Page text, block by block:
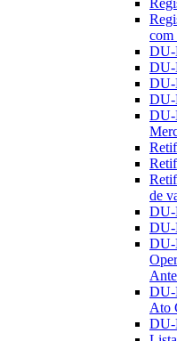
com
DU-
DU-
DU-
DU-
DU-
de
DU-
DU-
DU-
DU-
Ato
DU-